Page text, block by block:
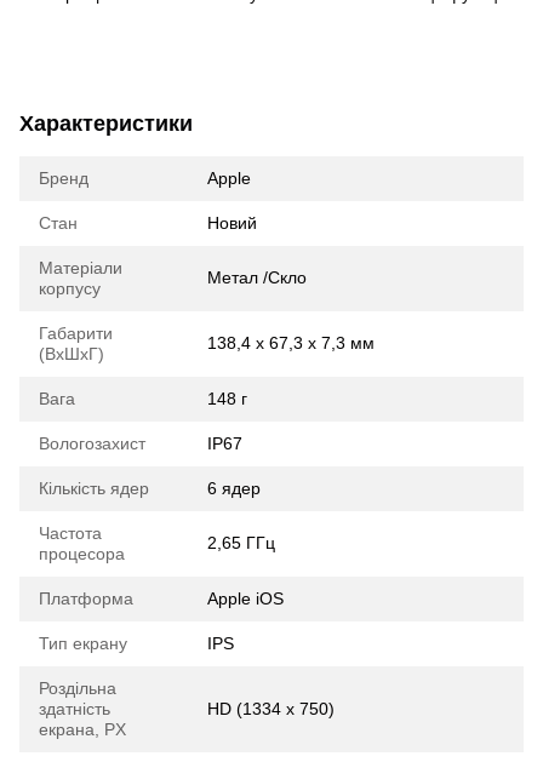
Характеристики
Бренд Apple
Стан Новий
Матеріали
корпусу
Метал /Скло
Габарити
(ВхШхГ)
138,4 x 67,3 x 7,3 мм
Вага 148 г
Вологозахист IP67
Кількість ядер 6 ядер
Частота
процесора
2,65 ГГц
Платформа Apple iOS
Тип екрану IPS
Роздільна
здатність
екрана, PX
HD (1334 x 750)